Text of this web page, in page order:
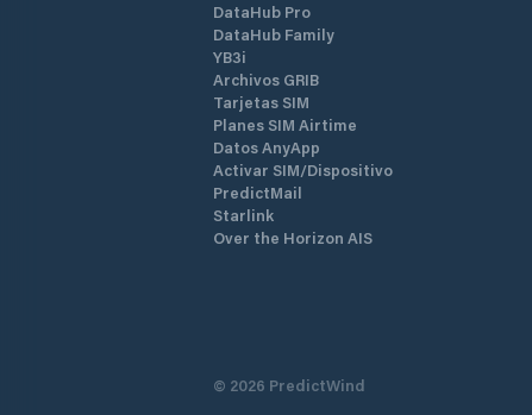
DataHub Pro
DataHub Family
YB3i
Archivos GRIB
Tarjetas SIM
Planes SIM Airtime
Datos AnyApp
Activar SIM/Dispositivo
PredictMail
Starlink
Over the Horizon AIS
© 2026 PredictWind